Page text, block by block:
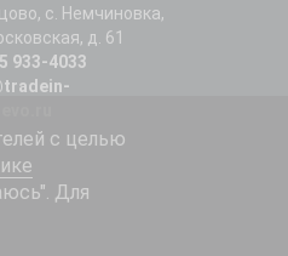
с. Немчиновка,
д. 61
933-4033
с целью
Для